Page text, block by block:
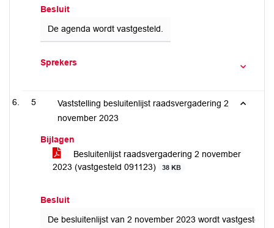
Besluit
De agenda wordt vastgesteld.
Sprekers
5
Vaststelling besluitenlijst raadsvergadering 2
november 2023
Bijlagen
Besluitenlijst raadsvergadering 2 november
2023 (vastgesteld 091123)
38 KB
Besluit
De besluitenlijst van 2 november 2023 wordt vastgesteld.